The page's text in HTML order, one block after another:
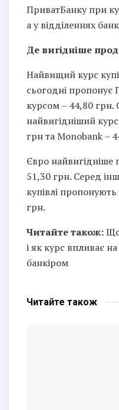
ПриватБанку при
а у відділеннях
Де вигідніше
Найвищий курс
сьогодні
курсом – 44,80 грн.
найвигідніший
грн та Monobank –
Євро
51,30 грн. Серед
купівлі
грн.
Читайте також:
і як курс впливає
банкіром
Читайте також